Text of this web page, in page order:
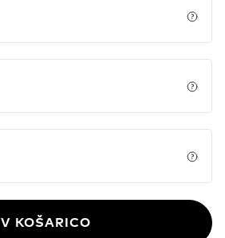
V KOŠARICO